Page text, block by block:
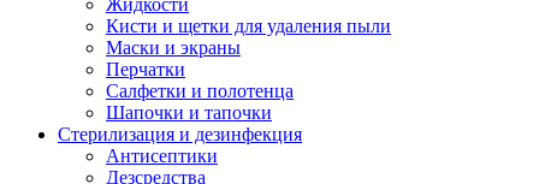
Жидкости
Кисти и щетки для удаления пыли
Маски и экраны
Перчатки
Салфетки и полотенца
Шапочки и тапочки
Стерилизация и дезинфекция
Антисептики
Дезсредства